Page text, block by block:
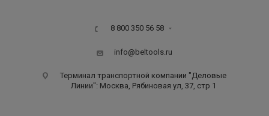
8 800 350 56 58
info@beltools.ru
Терминал транспортной компании "Деловые
Линии": Москва, Рябиновая ул, 37, стр 1